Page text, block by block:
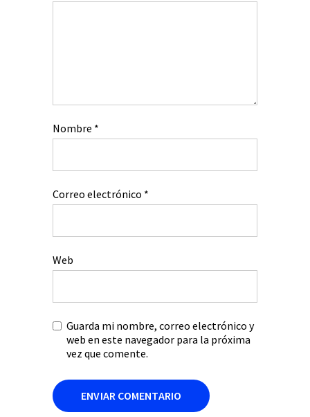
Nombre *
Correo electrónico *
Web
Guarda mi nombre, correo electrónico y
web en este navegador para la próxima
vez que comente.